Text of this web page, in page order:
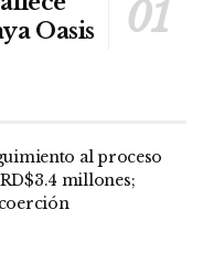
Oasis
al proceso
millones;